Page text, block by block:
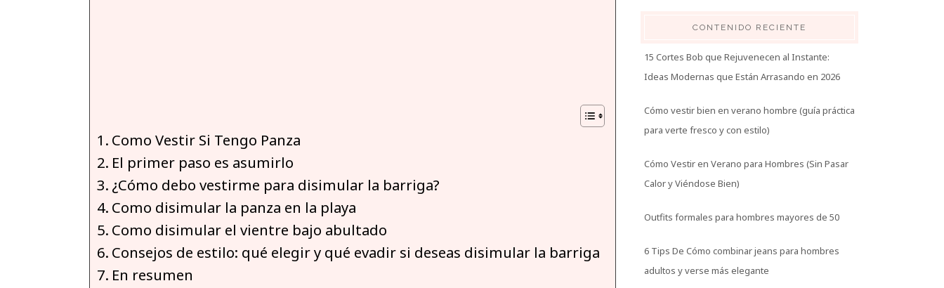
Como Vestir Si Tengo Panza
El primer paso es asumirlo
¿Cómo debo vestirme para disimular la barriga?
Como disimular la panza en la playa
Como disimular el vientre bajo abultado
Consejos de estilo: qué elegir y qué evadir si deseas disimular la barriga
En resumen
CONTENIDO RECIENTE
15 Cortes Bob que Rejuvenecen al Instante:
Ideas Modernas que Están Arrasando en 2026
Cómo vestir bien en verano hombre (guía práctica
para verte fresco y con estilo)
Cómo Vestir en Verano para Hombres (Sin Pasar
Calor y Viéndose Bien)
Outfits formales para hombres mayores de 50
6 Tips De Cómo combinar jeans para hombres
adultos y verse más elegante